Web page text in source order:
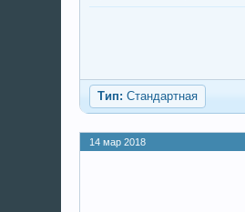
Тип: Стандартная
14 мар 2018